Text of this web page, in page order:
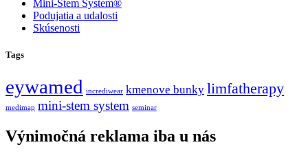
Mini-Stem System®
Podujatia a udalosti
Skúsenosti
Tags
eywamed incrediwear kmenove bunky limfatherapy
medimap mini-stem system seminar
Výnimočná reklama iba u nás